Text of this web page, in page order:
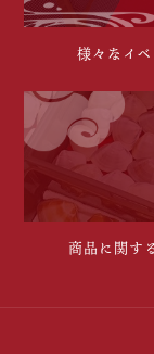
様々なイ
商品に関す